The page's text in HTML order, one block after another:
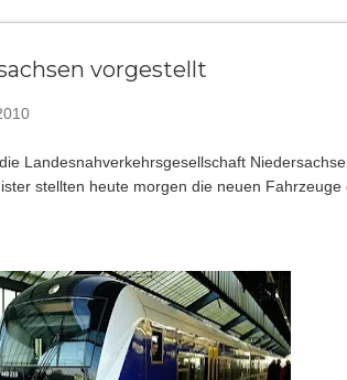
vorgestellt
Landesnahverkehrsgesellschaft
stellten heute morgen die neuen Fahrzeuge